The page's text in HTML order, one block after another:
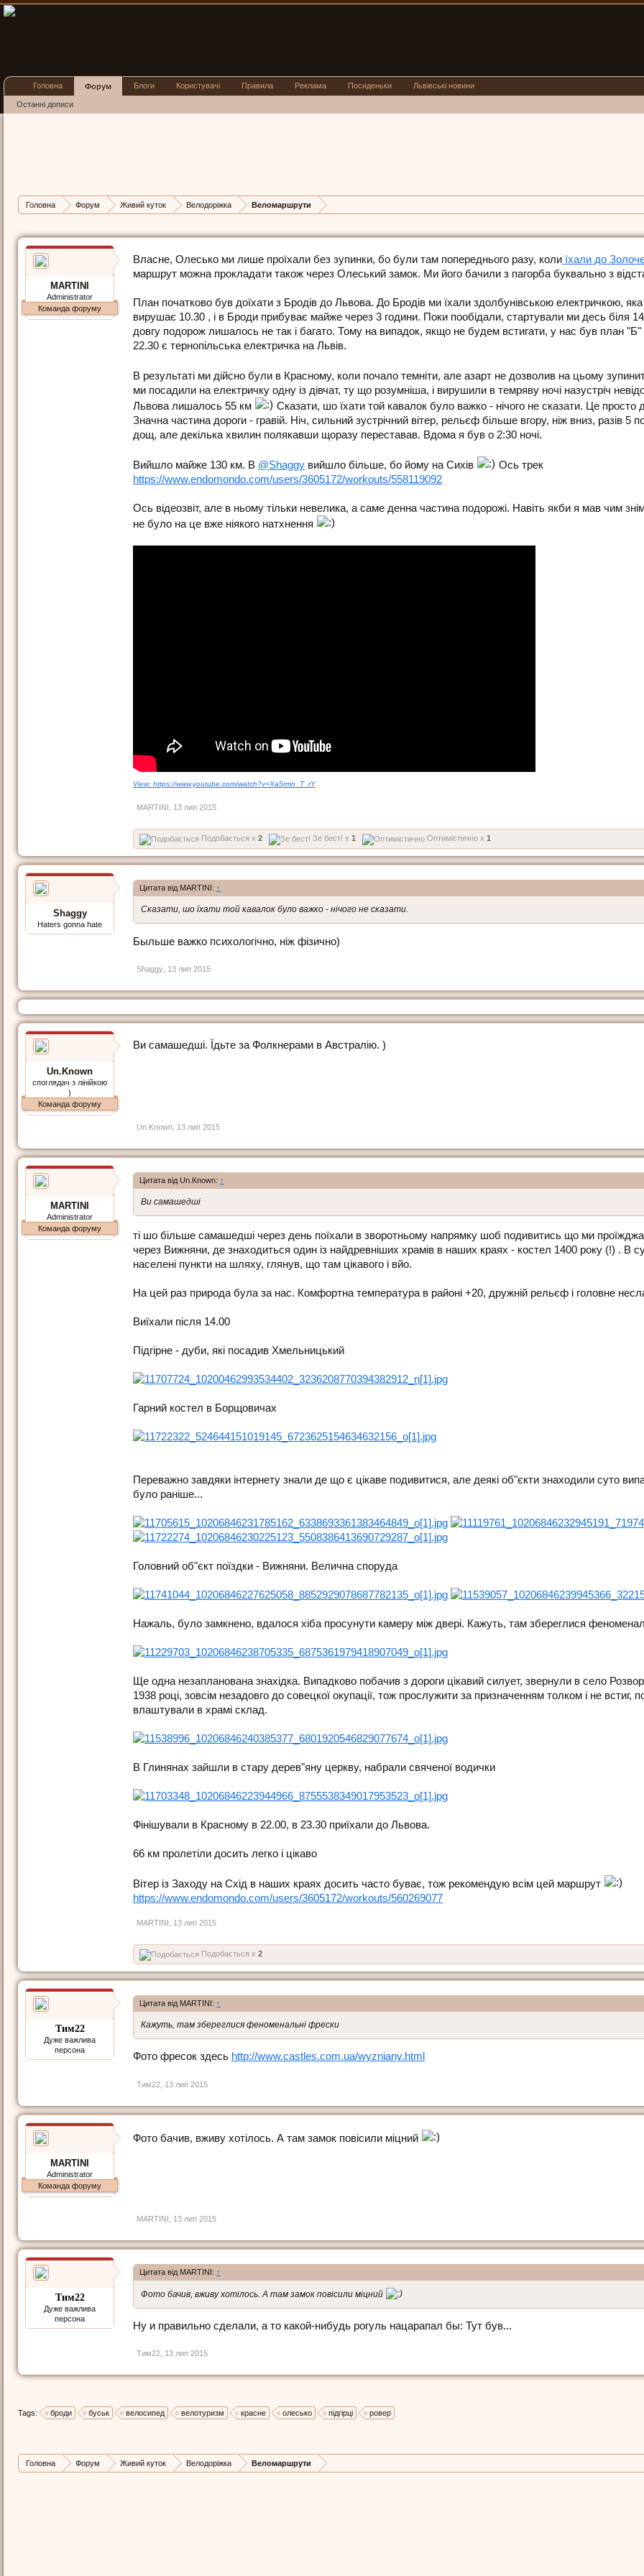
Головна Форум Живий куток Велодоріжка Веломаршрути
Posted byMARTINIon13 лип 2015 відповідей - 6
MARTINI
Administrator
Команда форуму
Власне, Олесько ми лише проїхали без зупинки, бо були там попереднього разу, коли їхали до
маршрут можна прокладати також через Олеський замок. Ми його бачили з пагорба буквально з
План початково був доїхати з Бродів до Львова. До Бродів ми їхали здолбунівською електричкою, яка
вирушає 10.30 , і в Броди прибуває майже через 3 години. Поки пообідали, стартували ми десь біля
довгу подорож лишалось не так і багато. Тому на випадок, якщо не будем встигати, у нас був план
22.30 є тернопільська електричка на Львів.
В результаті ми дійсно були в Красному, коли почало темніти, але азарт не дозволив на цьому
ми посадили на електричку одну із дівчат, ту що розумніша, і вирушили в темряву ночі назустріч
Львова лишалось 55 км
Сказати, шо їхати той кавалок було важко - нічого не сказати. Це просто
Значна частина дороги - гравій. Ніч, сильний зустрічний вітер, рельєф більше вгору, ніж вниз, разів 5
дощ, але декілька хвилин полякавши щоразу переставав. Вдома я був о 2:30 ночі.
Вийшло майже 130 км. В @Shaggy вийшло більше, бо йому на Сихів
Ось трек
https://www.endomondo.com/users/3605172/workouts/558119092
Ось відеозвіт, але в ньому тільки невелика, а саме денна частина подорожі. Навіть якби я мав чим
не було на це вже ніякого натхнення
View: https://www.youtube.com/watch?v=Xa5rmn_T_rY
MARTINI 13 лип 2015
Подобається x 2 Зе бест! x 1 Оптимістично x 1
Shaggy
Haters gonna hate
Цитата від MARTINI: ↑
Сказати, шо їхати той кавалок було важко - нічого не сказати.
Быльше важко психологічно, ніж фізично)
Shaggy 13 лип 2015
Un.Known
споглядач з лінійкою
)
Команда форуму
Ви самашедші. Їдьте за Фолкнерами в Австралію. )
Un.Known 13 лип 2015
MARTINI
Administrator
Команда форуму
Цитата від Un.Known: ↑
Ви самашедші
ті шо більше самашедші через день поїхали в зворотньому напрямку шоб подивитись що ми
через Вижняни, де знаходиться один із найдревніших храмів в наших краях - костел 1400 року (!) . В
населені пункти на шляху, глянув, що там цікавого і вйо.
На цей раз природа була за нас. Комфортна температура в районі +20, дружній рельєф і головне
Виїхали після 14.00
Підгірне - дуби, які посадив Хмельницький
Гарний костел в Борщовичах
Переважно завдяки інтернету знали де що є цікаве подивитися, але деякі об"єкти знаходили суто
було раніше...
Головний об"єкт поїздки - Вижняни. Велична споруда
Нажаль, було замкнено, вдалося хіба просунути камеру між двері. Кажуть, там збереглися
Ще одна незапланована знахідка. Випадково побачив з дороги цікавий силует, звернули в село
1938 році, зовсім незадовго до совецкої окупації, тож прослужити за призначенням толком і не встиг,
влаштували в храмі склад.
В Глинянах зайшли в стару дерев"яну церкву, набрали свяченої водички
Фінішували в Красному в 22.00, в 23.30 приїхали до Львова.
66 км пролетіли досить легко і цікаво
Вітер із Заходу на Схід в наших краях досить часто буває, тож рекомендую всім цей маршрут
https://www.endomondo.com/users/3605172/workouts/560269077
MARTINI 13 лип 2015
Подобається x 2
Тим22
Дуже важлива
персона
Цитата від MARTINI: ↑
Кажуть, там збереглися феноменальні фрески
Фото фресок здесь http://www.castles.com.ua/wyzniany.html
Тим22 13 лип 2015
MARTINI
Administrator
Команда форуму
Фото бачив, вживу хотілось. А там замок повісили міцний
MARTINI 13 лип 2015
Тим22
Дуже важлива
персона
Цитата від MARTINI: ↑
Фото бачив, вживу хотілось. А там замок повісили міцний
Ну и правильно сделали, а то какой-нибудь рогуль нацарапал бы: Тут був...
Тим22 13 лип 2015
Tags: броди буськ велосипед велотуризм красне олесько підгірці ровер
Головна Форум Живий куток Велодоріжка Веломаршрути
Головна Форум
Останні дописи
Блоги Користувачі Правила Реклама Посиденьки Львівські новини